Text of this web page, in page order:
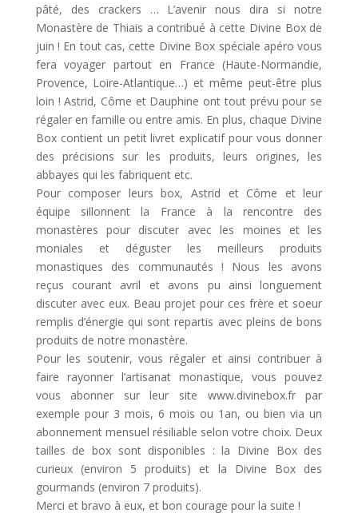
pâté, des crackers … L’avenir nous dira si notre
Monastère de Thiais a contribué à cette Divine Box de
juin ! En tout cas, cette Divine Box spéciale apéro vous
fera voyager partout en France (Haute-Normandie,
Provence, Loire-Atlantique…) et même peut-être plus
loin ! Astrid, Côme et Dauphine ont tout prévu pour se
régaler en famille ou entre amis. En plus, chaque Divine
Box contient un petit livret explicatif pour vous donner
des précisions sur les produits, leurs origines, les
abbayes qui les fabriquent etc.
Pour composer leurs box, Astrid et Côme et leur
équipe sillonnent la France à la rencontre des
monastères pour discuter avec les moines et les
moniales et déguster les meilleurs produits
monastiques des communautés ! Nous les avons
reçus courant avril et avons pu ainsi longuement
discuter avec eux. Beau projet pour ces frère et soeur
remplis d’énergie qui sont repartis avec pleins de bons
produits de notre monastère.
Pour les soutenir, vous régaler et ainsi contribuer à
faire rayonner l’artisanat monastique, vous pouvez
vous abonner sur leur site www.divinebox.fr par
exemple pour 3 mois, 6 mois ou 1an, ou bien via un
abonnement mensuel résiliable selon votre choix. Deux
tailles de box sont disponibles : la Divine Box des
curieux (environ 5 produits) et la Divine Box des
gourmands (environ 7 produits).
Merci et bravo à eux, et bon courage pour la suite !